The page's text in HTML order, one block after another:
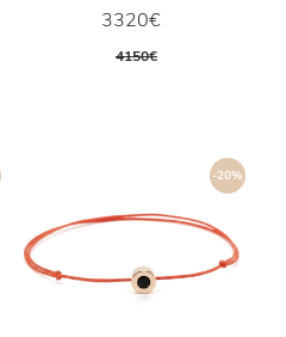
3320€
4150€
-20%